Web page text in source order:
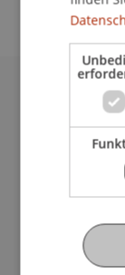
Universität
Fürst-Franz-
9490 Vaduz
T +423 265 11
Fußzeile